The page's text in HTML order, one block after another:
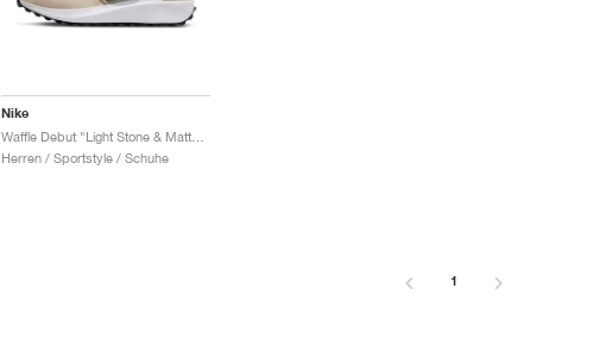
Nike
Herren / Sportstyle / Schuhe
1